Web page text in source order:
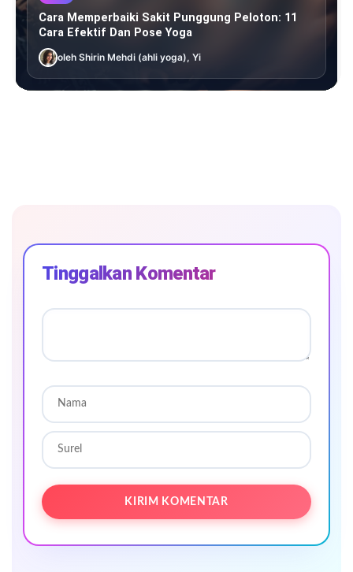
Cara Memperbaiki Sakit Punggung Peloton: 11
Cara Efektif Dan Pose Yoga
oleh Shirin Mehdi (ahli yoga), Yi
Tinggalkan Komentar